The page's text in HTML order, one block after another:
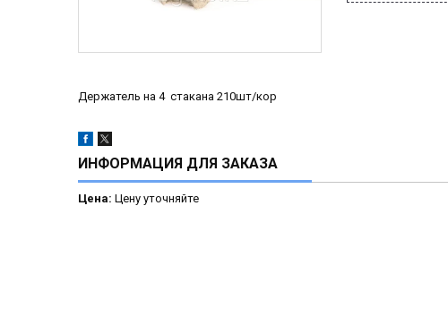
Держатель на 4 стакана 210шт/кор
ИНФОРМАЦИЯ ДЛЯ ЗАКАЗА
Цена: Цену уточняйте